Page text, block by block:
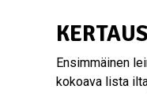
Ensimmäinen
kokoava lista